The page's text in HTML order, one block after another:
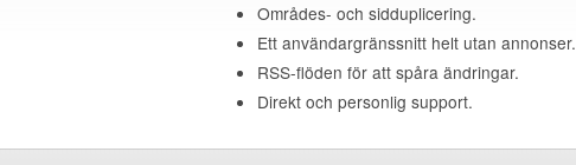
Områdes- och sidduplicering.
Ett användargränssnitt helt utan annonser.
RSS-flöden för att spåra ändringar.
Direkt och personlig support.